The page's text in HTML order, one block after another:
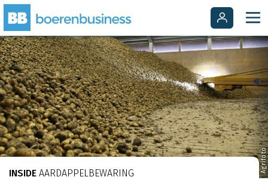
Agrifoto
INSIDE AARDAPPELBEWARING